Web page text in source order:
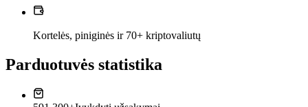
Kortelės, piniginės ir 70+ kriptovaliutų
Parduotuvės statistika